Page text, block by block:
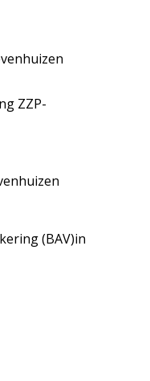
ZZP-
(BAV)in